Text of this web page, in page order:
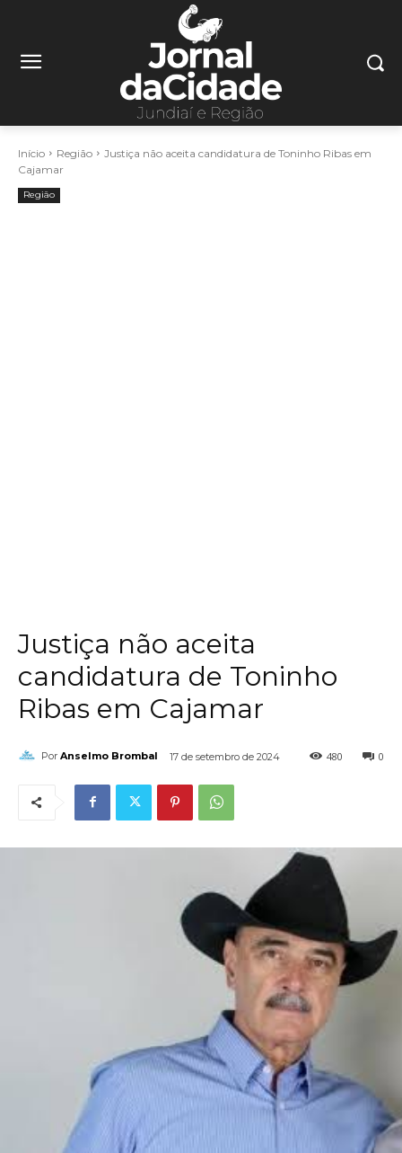
Início Região
Justiça não aceita candidatura de Toninho Ribas em
Cajamar
Região
Justiça não aceita
candidatura de Toninho
Ribas em Cajamar
Por Anselmo Brombal 17 de setembro de 2024 0
480